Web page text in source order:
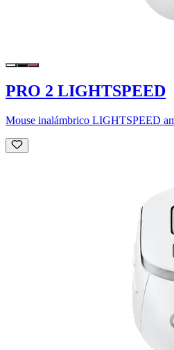
PRO 2 LIGHTSPEED
Mouse inalámbrico LIGHTSPEED